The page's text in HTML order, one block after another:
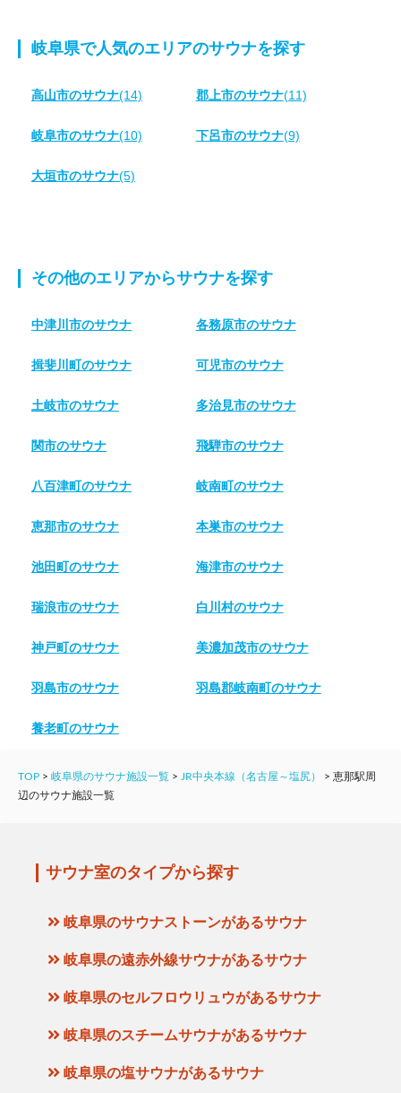
岐阜県で人気のエリアのサウナを探す
高山市のサウナ(14) 郡上市のサウナ(11)
岐阜市のサウナ(10) 下呂市のサウナ(9)
大垣市のサウナ(5)
その他のエリアからサウナを探す
中津川市のサウナ 各務原市のサウナ
揖斐川町のサウナ 可児市のサウナ
土岐市のサウナ 多治見市のサウナ
関市のサウナ 飛騨市のサウナ
八百津町のサウナ 岐南町のサウナ
恵那市のサウナ 本巣市のサウナ
池田町のサウナ 海津市のサウナ
瑞浪市のサウナ 白川村のサウナ
神戸町のサウナ 美濃加茂市のサウナ
羽島市のサウナ 羽島郡岐南町のサウナ
養老町のサウナ
TOP > 岐阜県のサウナ施設一覧 > JR中央本線（名古屋～塩尻） > 恵那駅周
辺のサウナ施設一覧
サウナ室のタイプから探す
岐阜県のサウナストーンがあるサウナ
岐阜県の遠赤外線サウナがあるサウナ
岐阜県のセルフロウリュウがあるサウナ
岐阜県のスチームサウナがあるサウナ
岐阜県の塩サウナがあるサウナ